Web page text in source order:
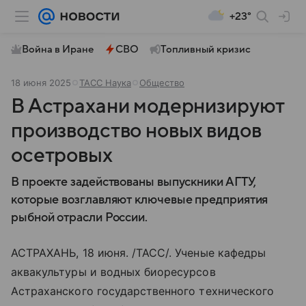
+23°
Война в Иране СВО Топливный кризис
18 июня 2025 ТАСС Наука Общество
В Астрахани модернизируют
производство новых видов
осетровых
В проекте задействованы выпускники АГТУ,
которые возглавляют ключевые предприятия
рыбной отрасли России.
АСТРАХАНЬ, 18 июня. /ТАСС/. Ученые кафедры
аквакультуры и водных биоресурсов
Астраханского государственного технического